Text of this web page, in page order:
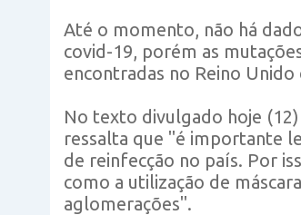
Até o momento, não há
covid-19, porém as
encontradas no Reino
No texto divulgado hoje
ressalta que "é importante
de reinfecção no país. Por
como a utilização de
aglomerações".